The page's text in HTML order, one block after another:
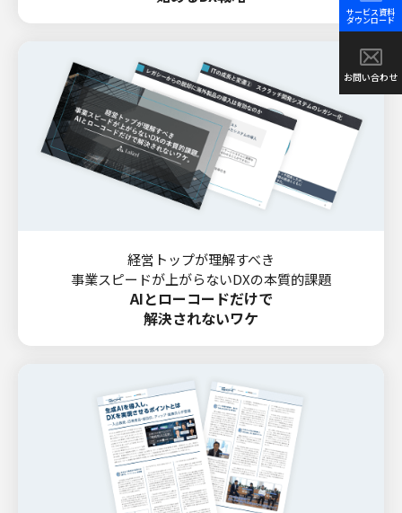
サービス資料
ダウンロード
お問い合わせ
経営トップが理解すべき
事業スピードが上がらないDXの本質的課題
AIとローコードだけで
解決されないワケ